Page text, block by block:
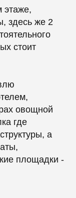
этаже,
здесь же 2
стоит
овощной
где
а
площадки -